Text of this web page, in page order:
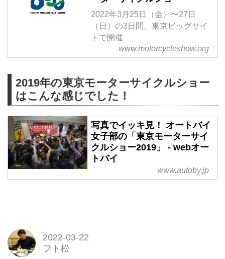
2022年3月25日（金）〜27日
（日）の3日間、東京ビッグサイ
トで開催
www.motorcycleshow.org
2019年の東京モーターサイクルショー
はこんな感じでした！
写真でイッキ見！ オートバイ
女子部の「東京モーターサイ
クルショー2019」 - webオー
トバイ
www.autoby.jp
2022-03-22
フト松